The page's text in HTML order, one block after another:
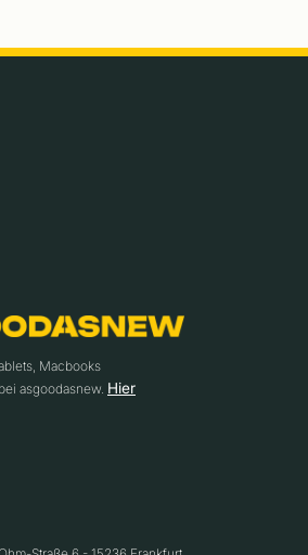
Macbooks
asgoodasnew. Hier